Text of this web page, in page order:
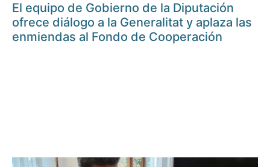
El equipo de Gobierno de la Diputación
ofrece diálogo a la Generalitat y aplaza las
enmiendas al Fondo de Cooperación